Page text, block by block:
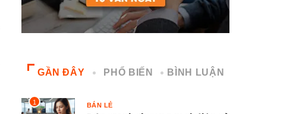
GẦN ĐÂY PHỔ BIẾN BÌNH LUẬN
1 BÁN LẺ